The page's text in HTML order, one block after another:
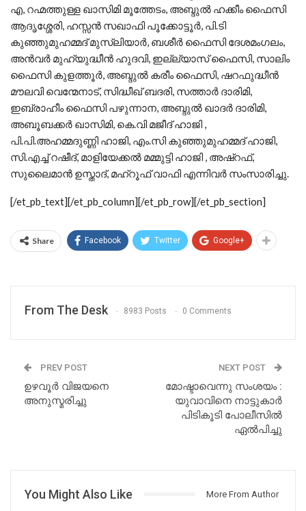
എ, റഹ്മത്തുള്ള ഖാസിമി മൂത്തേടം, അബ്ദുൽ ഹക്കീം ഫൈസി
ആദൃശ്ശേരി, ഹസ്സൻ സഖാഫി പൂക്കോട്ടൂർ, പി.ടി
കുഞ്ഞുമുഹമ്മദ് മുസ്ലിയാർ, ബശീർ ഫൈസി ദേശമംഗലം,
അൻവർ മുഹ്യുദ്ധീൻ ഹുദവി, ഇല്ല്യാസ് ഫൈസി, സാലിം
ഫൈസി കുളത്തൂർ, അബ്ദുൽ കരീം ഫൈസി, ഷറഫുദ്ധീൻ
മൗലവി വെന്മേനാട്, സിദ്ധീഖ് ബദരി, സത്താർ ദാരിമി,
ഇബ്രാഹീം ഫൈസി പഴുന്നാന, അബ്ദുൽ ഖാദർ ദാരിമി,
അബൂബക്കർ ഖാസിമി, കെ.വി മജീദ് ഹാജി ,
പി.പി.അഹമ്മദുണ്ണി ഹാജി, എം.സി കുഞ്ഞുമുഹമ്മദ് ഹാജി,
സി.എച്ച് റഷീദ്, മാളിയേക്കൽ മമ്മുട്ടി ഹാജി , അഷ്റഫ്,
സുലൈമാൻ ഉസ്താദ്, മഹ്റൂഫ് വാഫി എന്നിവർ സംസാരിച്ചു.
[/et_pb_text][/et_pb_column][/et_pb_row][/et_pb_section]
Share Facebook Twitter Google+
From The Desk 8983 Posts 0 Comments
PREV POST
ഉഴവൂർ വിജയനെ
അനുസ്മരിച്ചു
NEXT POST
മോഷ്ടാവെന്നു സംശയം :
യുവാവിനെ നാട്ടുകാര്‍
പിടികൂടി പോലീസില്‍
ഏല്‍പിച്ചു
You Might Also Like More From Author